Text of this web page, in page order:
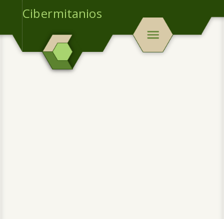
Cibermitanios